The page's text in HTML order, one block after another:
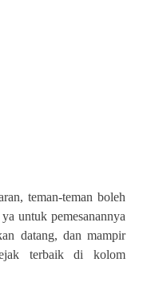
teman-teman boleh
ya untuk pemesanannya
datang, dan mampir
terbaik di kolom